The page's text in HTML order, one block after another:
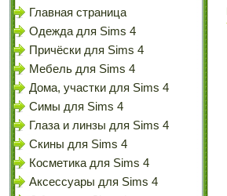
Главная страница
Одежда для Sims 4
Причёски для Sims 4
Мебель для Sims 4
Дома, участки для Sims 4
Симы для Sims 4
Глаза и линзы для Sims 4
Скины для Sims 4
Косметика для Sims 4
Аксессуары для Sims 4